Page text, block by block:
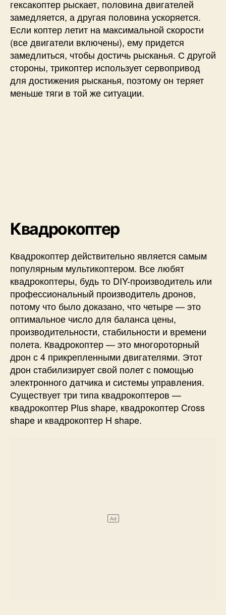
гексакоптер рыскает, половина двигателей
замедляется, а другая половина ускоряется.
Если коптер летит на максимальной скорости
(все двигатели включены), ему придется
замедлиться, чтобы достичь рысканья. С другой
стороны, трикоптер использует сервопривод
для достижения рысканья, поэтому он теряет
меньше тяги в той же ситуации.
Квадрокоптер
Квадрокоптер действительно является самым
популярным мультикоптером. Все любят
квадрокоптеры, будь то DIY-производитель или
профессиональный производитель дронов,
потому что было доказано, что четыре — это
оптимальное число для баланса цены,
производительности, стабильности и времени
полета. Квадрокоптер — это многороторный
дрон с 4 прикрепленными двигателями. Этот
дрон стабилизирует свой полет с помощью
электронного датчика и системы управления.
Существует три типа квадрокоптеров —
квадрокоптер Plus shape, квадрокоптер Cross
shape и квадрокоптер H shape.